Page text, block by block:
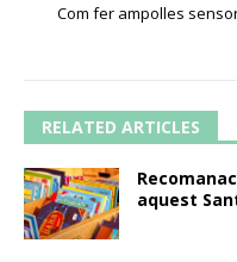
Com fer ampolles
RELATED ARTICLES
aquest